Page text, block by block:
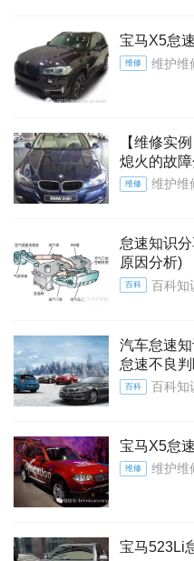
宝马X5怠
维修 维护维
【维修实
熄火的故
维修 维护维
怠速知识
原因分析)
百科 百科知
汽车怠速
怠速不良
百科 百科知
宝马X5怠
维修 维护维
宝马523Li